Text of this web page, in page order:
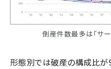
倒産件数最多は「サ
形態別では破産の構成比が